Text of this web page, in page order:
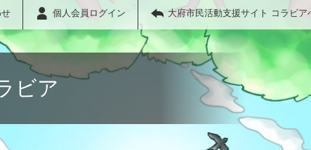
個人会員ログイン 大府市民活動支援サイト コラビア
ビア